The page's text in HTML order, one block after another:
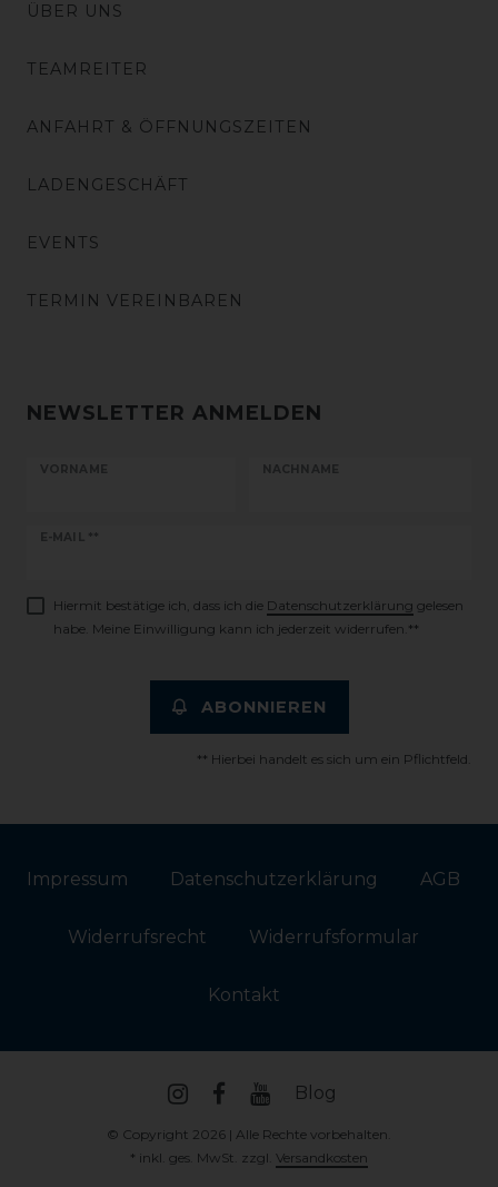
ÜBER UNS
TEAMREITER
ANFAHRT & ÖFFNUNGSZEITEN
LADENGESCHÄFT
EVENTS
TERMIN VEREINBAREN
NEWSLETTER ANMELDEN
VORNAME NACHNAME
E-MAIL **
Newsletter
Hiermit bestätige ich, dass ich die Daten­schutz­erklärung gelesen
habe. Meine Einwilligung kann ich jederzeit widerrufen.**
ABONNIEREN
** Hierbei handelt es sich um ein Pflichtfeld.
Impressum Daten­schutz­erklärung AGB
Widerrufs­recht Widerrufs­formular
Kontakt
Blog
© Copyright 2026 | Alle Rechte vorbehalten.
* inkl. ges. MwSt. zzgl. Versandkosten